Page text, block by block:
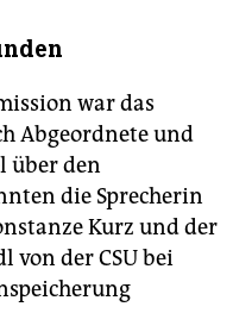
war das
Abgeordnete und
über den
die Sprecherin
Kurz und der
von der CSU bei